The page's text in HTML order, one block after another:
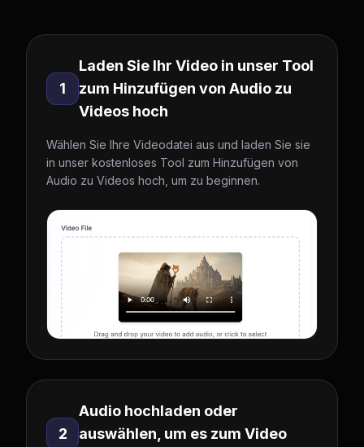
1
Laden Sie Ihr Video in unser Tool
zum Hinzufügen von Audio zu
Videos hoch
Wählen Sie Ihre Videodatei aus und laden Sie sie
in unser kostenloses Tool zum Hinzufügen von
Audio zu Videos hoch, um zu beginnen.
2
Audio hochladen oder
auswählen, um es zum Video